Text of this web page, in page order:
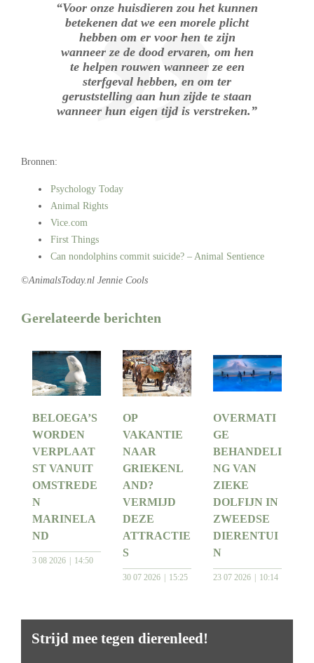
“Voor onze huisdieren zou het kunnen
betekenen dat we een morele plicht
hebben om er voor hen te zijn
wanneer ze de dood ervaren, om hen
te helpen rouwen wanneer ze een
sterfgeval hebben, en om ter
geruststelling aan hun zijde te staan
wanneer hun eigen tijd is verstreken.”
Bronnen:
Psychology Today
Animal Rights
Vice.com
First Things
Can nondolphins commit suicide? – Animal Sentience
©AnimalsToday.nl Jennie Cools
Gerelateerde berichten
BELOEGA’S
WORDEN
VERPLAAT
ST VANUIT
OMSTREDE
N
MARINELA
ND
3 08 2026 14:50
OP
VAKANTIE
NAAR
GRIEKENL
AND?
VERMIJD
DEZE
ATTRACTIE
S
30 07 2026 15:25
OVERMATI
GE
BEHANDELI
NG VAN
ZIEKE
DOLFIJN IN
ZWEEDSE
DIERENTUI
N
23 07 2026 10:14
Strijd mee tegen dierenleed!